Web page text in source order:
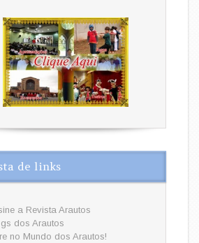
de links
a Revista Arautos
dos Arautos
no Mundo dos Arautos!